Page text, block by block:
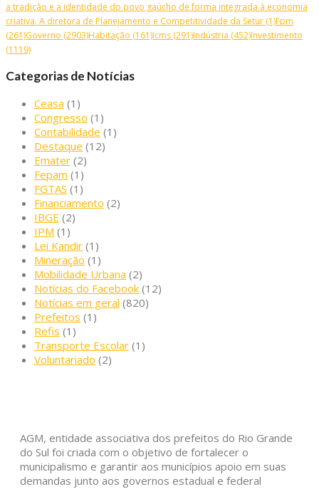
a tradição e a identidade do povo gaúcho de forma integrada à economia
criativa. A diretora de Planejamento e Competitividade da Setur (1)Fpm
(261)Governo (2903)Habitação (161)Icms (291)Indústria (452)Investimento
(1119)
Categorias de Notícias
Ceasa (1)
Congresso (1)
Contabilidade (1)
Destaque (12)
Emater (2)
Fepam (1)
FGTAS (1)
Financiamento (2)
IBGE (2)
IPM (1)
Lei Kandir (1)
Mineração (1)
Mobilidade Urbana (2)
Notícias do Facebook (12)
Notícias em geral (820)
Prefeitos (1)
Refis (1)
Transporte Escolar (1)
Voluntariado (2)
AGM, entidade associativa dos prefeitos do Rio Grande
do Sul foi criada com o objetivo de fortalecer o
municipalismo e garantir aos municípios apoio em suas
demandas junto aos governos estadual e federal